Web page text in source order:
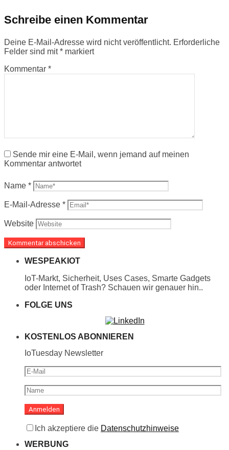
Schreibe einen Kommentar
Deine E-Mail-Adresse wird nicht veröffentlicht. Erforderliche
Felder sind mit* markiert
Kommentar *
Sende mir eine E-Mail, wenn jemand auf meinen
Kommentar antwortet
Name *
E-Mail-Adresse *
Website
WESPEAKIOT
IoT-Markt, Sicherheit, Uses Cases, Smarte Gadgets
oder Internet of Trash? Schauen wir genauer hin..
FOLGE UNS
KOSTENLOS ABONNIEREN
IoTuesday Newsletter
Ich akzeptiere die Datenschutzhinweise
WERBUNG